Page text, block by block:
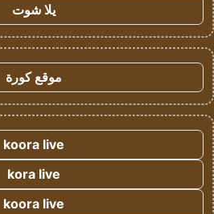
يلا شوت
موقع كورة
koora live
kora live
koora live